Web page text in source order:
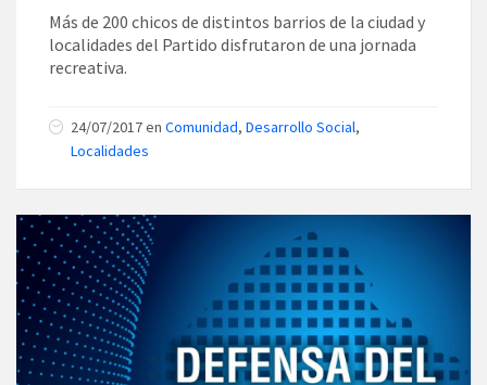
Más de 200 chicos de distintos barrios de la ciudad y
localidades del Partido disfrutaron de una jornada
recreativa.
24/07/2017en Comunidad, Desarrollo Social,
Localidades